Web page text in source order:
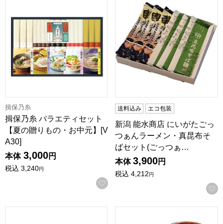
揖保乃糸
揖保乃糸 バラエティセット
【夏の贈りもの・お中元】[V
A30]
本体 3,000円
税込 3,240円
お気に入りに登録する
送料込み エコ包装
新潟 能水商店 にいがたごっ
つぁんラーメン・真昆布そ
ばセット(ごっつぁ…
本体 3,900円
税込 4,212円